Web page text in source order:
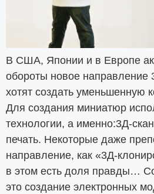
В США, Японии и в Европе
обороты новое направление
хотят создать уменьшенную
Для создания миниатюр
технологии, а именно:3Д-
печать. Некоторые даже
направление, как «3Д-
в этом есть доля правды…
это создание электронных